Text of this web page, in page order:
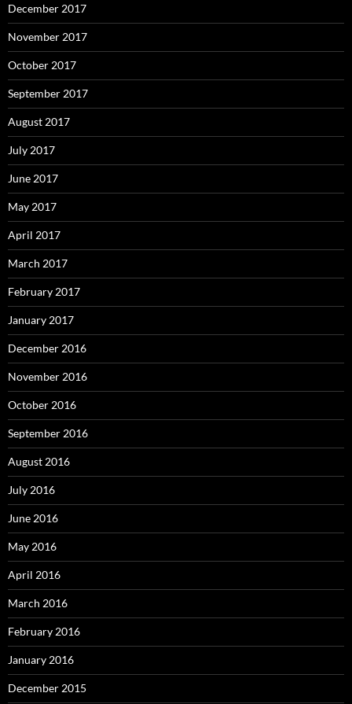
December 2017
November 2017
October 2017
September 2017
August 2017
July 2017
June 2017
May 2017
April 2017
March 2017
February 2017
January 2017
December 2016
November 2016
October 2016
September 2016
August 2016
July 2016
June 2016
May 2016
April 2016
March 2016
February 2016
January 2016
December 2015